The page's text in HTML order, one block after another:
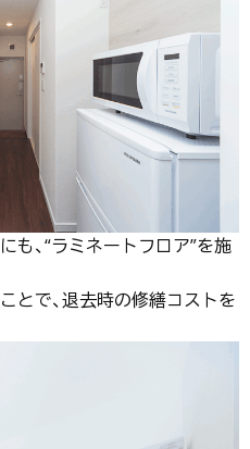
も、“ラミネートフロア”を施
とで、退去時の修繕コストを